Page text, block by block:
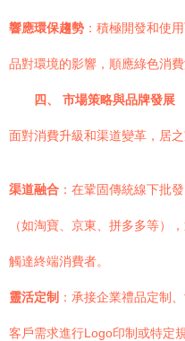
響應環保趨勢 ：積極開發和使
品對環境的影響，順應綠色消費
四、 市場策略與品牌發展
面對消費升級和渠道變革，居
渠道融合 ：在鞏固傳統線下批
（如淘寶、京東、拼多多等）
觸達終端消費者。
靈活定制 ：承接企業禮品定制
客戶需求進行Logo印制或特定